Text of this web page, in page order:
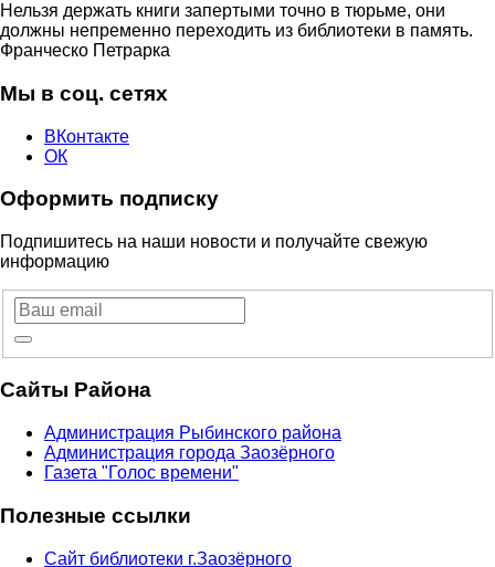
Нельзя держать книги запертыми точно в тюрьме, они
должны непременно переходить из библиотеки в память.
Франческо Петрарка
Мы в соц. сетях
ВКонтакте
ОК
Оформить подписку
Подпишитесь на наши новости и получайте свежую
информацию
Сайты Района
Администрация Рыбинского района
Администрация города Заозёрного
Газета "Голос времени"
Полезные ссылки
Сайт библиотеки г.Заозёрного